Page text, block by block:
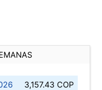
3,157.43 COP